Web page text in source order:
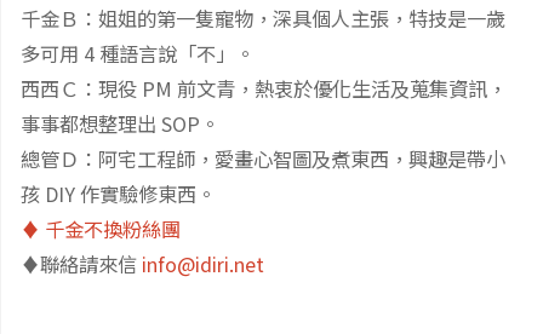
千金Ｂ：姐姐的第一隻寵物，深具個人主張，特技是一歲
多可用 4 種語言說「不」。
西西Ｃ：現役 PM 前文青，熱衷於優化生活及蒐集資訊，
事事都想整理出 SOP。
總管Ｄ：阿宅工程師，愛畫心智圖及煮東西，興趣是帶小
孩 DIY 作實驗修東西。
♦️ 千金不換粉絲團
♦️聯絡請來信 info@idiri.net